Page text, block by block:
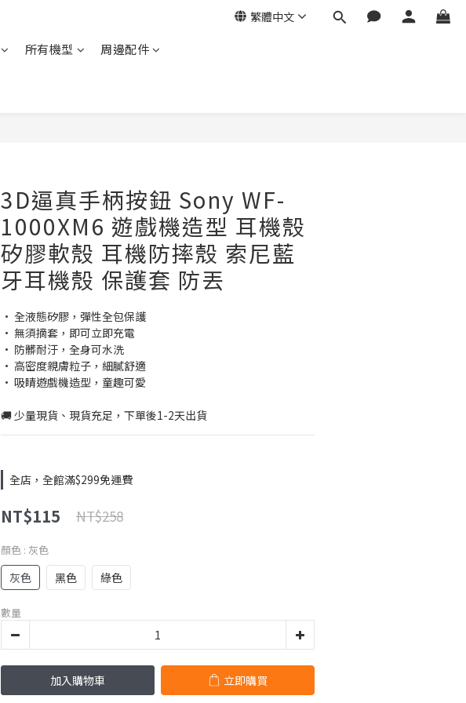
繁體中文
所有機型
周邊配件
3D逼真手柄按鈕 Sony WF-
1000XM6 遊戲機造型 耳機殼
矽膠軟殼 耳機防摔殼 索尼藍
牙耳機殼 保護套 防丟
• 全液態矽膠，彈性全包保護
• 無須摘套，即可立即充電
• 防髒耐汙，全身可水洗
• 高密度親膚粒子，細膩舒適
• 吸睛遊戲機造型，童趣可愛
🚚 少量現貨、現貨充足，下單後1-2天出貨
全店，全館滿$299免運費
NT$115 NT$258
顏色 : 灰色
灰色 黑色 綠色
數量
加入購物車 立即購買